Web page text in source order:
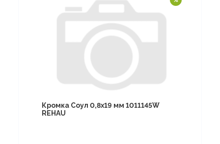
Кромка Соул 0,8х19 мм 1011145W
REHAU